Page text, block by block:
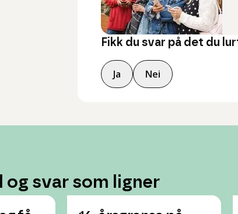
Fikk du svar på det du
Ja Nei
og svar som ligner